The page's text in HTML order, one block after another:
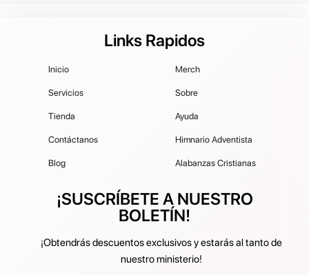
Links Rapidos
Inicio
Servicios
Tienda
Contáctanos
Blog
Merch
Sobre
Ayuda
Himnario Adventista
Alabanzas Cristianas
¡SUSCRÍBETE A NUESTRO
BOLETÍN!
¡Obtendrás descuentos exclusivos y estarás al tanto de
nuestro ministerio!